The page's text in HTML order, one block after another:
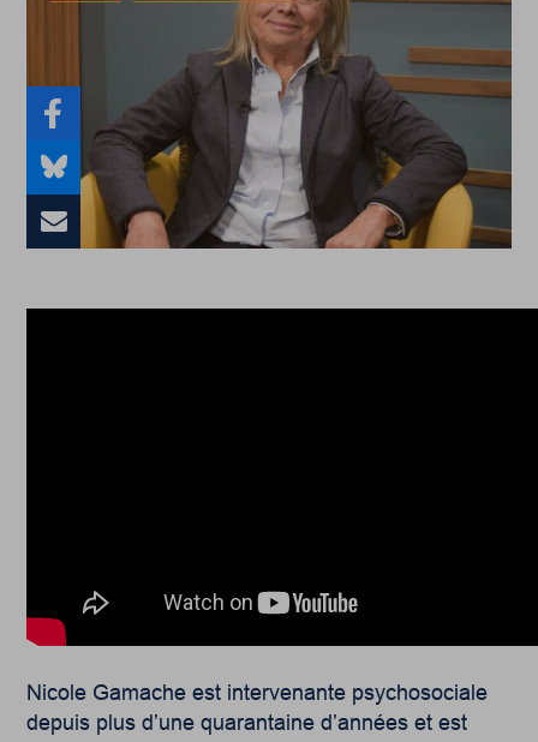
Nicole Gamache est intervenante psychosociale
depuis plus d’une quarantaine d’années et est